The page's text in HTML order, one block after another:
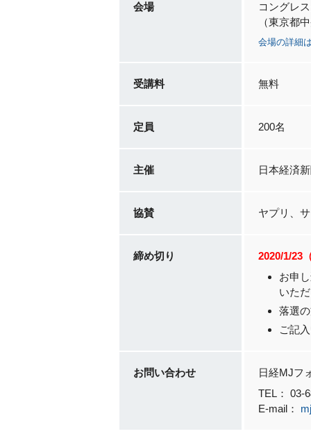
会場
コングレ
（東京都
会場の詳細
受講料 無料
定員 200名
主催 日本経済
協賛 ヤプリ、
締め切り
2020/1/23
お申
いた
落選
ご記
お問い合わせ
日経MJフ
TEL： 03-
E-mail：